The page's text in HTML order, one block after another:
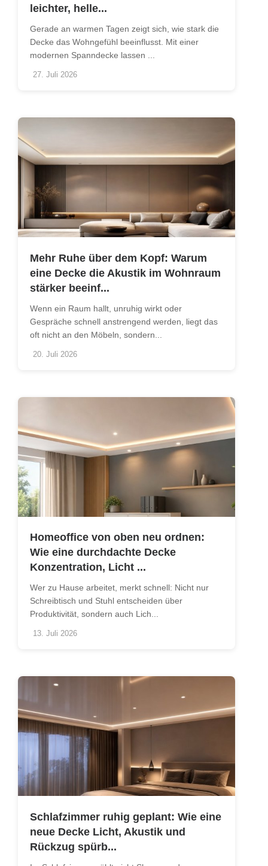
leichter, helle...
Gerade an warmen Tagen zeigt sich, wie stark die
Decke das Wohngefühl beeinflusst. Mit einer
modernen Spanndecke lassen ...
27. Juli 2026
Mehr Ruhe über dem Kopf: Warum
eine Decke die Akustik im Wohnraum
stärker beeinf...
Wenn ein Raum hallt, unruhig wirkt oder
Gespräche schnell anstrengend werden, liegt das
oft nicht an den Möbeln, sondern...
20. Juli 2026
Homeoffice von oben neu ordnen:
Wie eine durchdachte Decke
Konzentration, Licht ...
Wer zu Hause arbeitet, merkt schnell: Nicht nur
Schreibtisch und Stuhl entscheiden über
Produktivität, sondern auch Lich...
13. Juli 2026
Schlafzimmer ruhig geplant: Wie eine
neue Decke Licht, Akustik und
Rückzug spürb...